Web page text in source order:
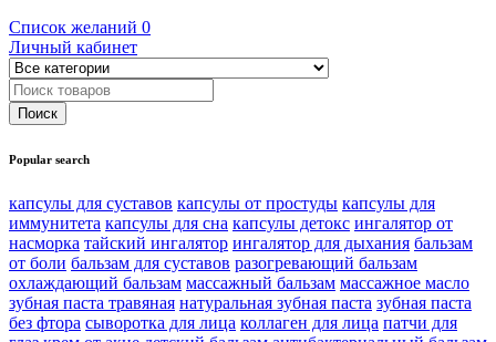
Список желаний 0
Личный кабинет
Popular search
капсулы для суставов капсулы от простуды капсулы для
иммунитета капсулы для сна капсулы детокс ингалятор от
насморка тайский ингалятор ингалятор для дыхания бальзам
от боли бальзам для суставов разогревающий бальзам
охлаждающий бальзам массажный бальзам массажное масло
зубная паста травяная натуральная зубная паста зубная паста
без фтора сыворотка для лица коллаген для лица патчи для